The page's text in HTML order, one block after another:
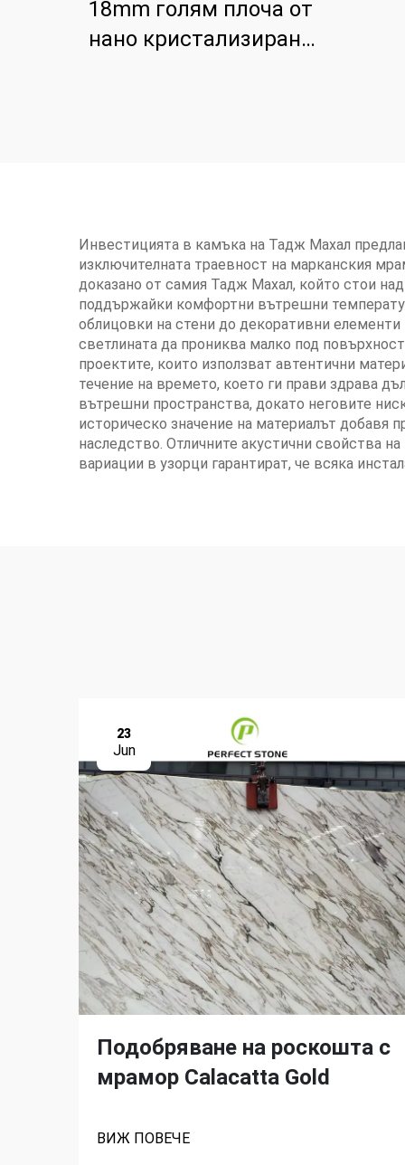
18mm голям плоча от
нано кристализирано
Инвестицията в камъка на Тадж Махал
изключителната траевност на марканския
доказано от самия Тадж Махал, който стои
поддържайки комфортни вътрешни
облицовки на стени до декоративни
светлината да прониква малко под
проектите, които използват автентични
течение на времето, което ги прави здрава
вътрешни пространства, докато неговите
историческо значение на материалът добавя
наследство. Отличните акустични свойства
вариации в узорци гарантират, че всяка
23
Jun
Подобряване на роскошта с
мрамор Calacatta Gold
ВИЖ ПОВЕЧЕ